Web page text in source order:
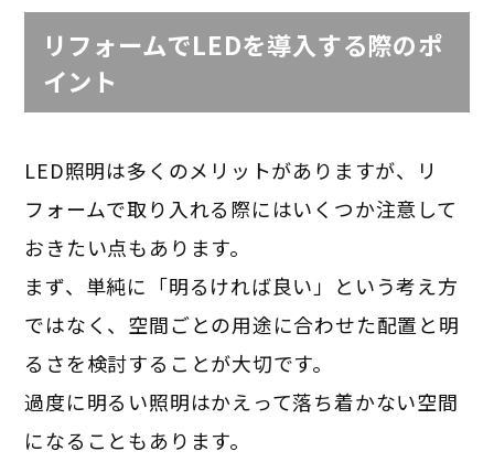
リフォームでLEDを導入する際のポ
イント
LED照明は多くのメリットがありますが、リ
フォームで取り入れる際にはいくつか注意して
おきたい点もあります。
まず、単純に「明るければ良い」という考え方
ではなく、空間ごとの用途に合わせた配置と明
るさを検討することが大切です。
過度に明るい照明はかえって落ち着かない空間
になることもあります。